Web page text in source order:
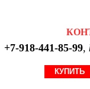
+7-918-441-85-99,
КУПИТЬ